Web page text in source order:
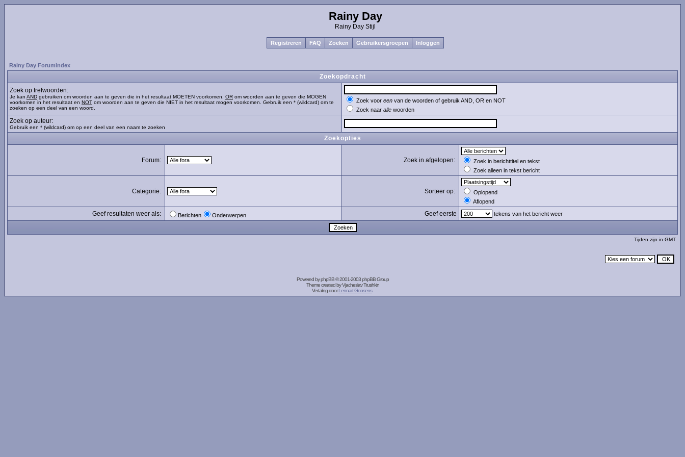
Rainy Day
Rainy Day Stijl
Registreren FAQ Zoeken Gebruikersgroepen Inloggen
Rainy Day Forumindex
Zoekopdracht
Zoek op trefwoorden:
Je kan AND gebruiken om woorden aan te geven die in het resultaat MOETEN voorkomen, OR om woorden aan te geven die MOGEN
voorkomen in het resultaat en NOT om woorden aan te geven die NIET in het resultaat mogen voorkomen. Gebruik een * (wildcard) om te
zoeken op een deel van een woord.
Zoek voor een van de woorden of gebruik AND, OR en NOT
Zoek naar alle woorden
Zoek op auteur:
Gebruik een * (wildcard) om op een deel van een naam te zoeken
Zoekopties
Forum: Zoek in afgelopen:
Zoek in berichttitel en tekst
Zoek alleen in tekst bericht
Categorie: Sorteer op:
Oplopend
Aflopend
Geef resultaten weer als: Berichten Onderwerpen Geef eerste tekens van het bericht weer
Tijden zijn in GMT
Powered byphpBB© 2001-2003 phpBB Group
Theme created byVjacheslav Trushkin
Vertaling doorLennart Goosens.